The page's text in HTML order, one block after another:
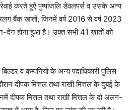
करते हुऐ पुष्पांजलि डेवलपर्स व उसके अन्य
बैंक खातों, जिनमें वर्ष 2016 से वर्ष 2023
होना हुआ है। उक्त सभी 41 खातों को
व कम्पनियों के अन्य पदाधिकारी पुलिस
दीपक मित्तल तथा राखी मित्तल के दुबई के
दीपक मित्तल तथा राखी मित्तल के दो अलग-